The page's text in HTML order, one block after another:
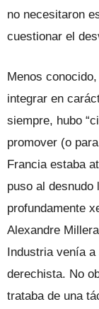
no necesitaron
cuestionar el
Menos
integrar en
siempre, hubo
promover (o
Francia estaba
puso al desnudo
profundamente
Alexandre
Industria venía
derechista. No
trataba de una